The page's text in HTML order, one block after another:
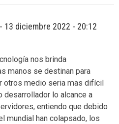
- 13 diciembre 2022 - 20:12
nos brinda
manos se destinan para
otros medio seria mas difícil
desarrollador lo alcance a
entiendo que debido
mundial han colapsado, los